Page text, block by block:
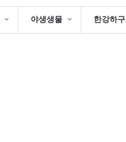
야생생물 한강하구